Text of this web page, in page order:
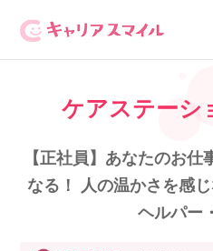
無料相談・お問
無料転職相談・お
選択して
正社員・パー
ケアステーシ
【正社員】あなたのお
なる！ 人の温かさを感
ヘルパー